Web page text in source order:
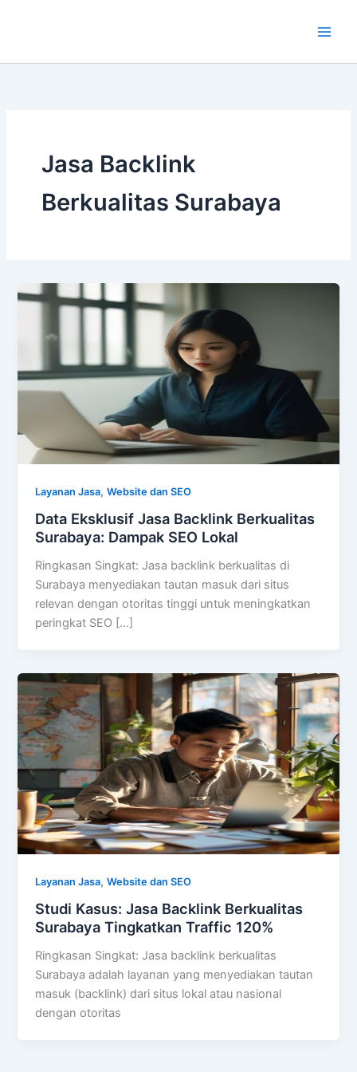
Jasa Backlink
Berkualitas Surabaya
Layanan Jasa,Website dan SEO
Data Eksklusif Jasa Backlink Berkualitas
Surabaya: Dampak SEO Lokal
Ringkasan Singkat: Jasa backlink berkualitas di
Surabaya menyediakan tautan masuk dari situs
relevan dengan otoritas tinggi untuk meningkatkan
peringkat SEO […]
Layanan Jasa,Website dan SEO
Studi Kasus: Jasa Backlink Berkualitas
Surabaya Tingkatkan Traffic 120%
Ringkasan Singkat: Jasa backlink berkualitas
Surabaya adalah layanan yang menyediakan tautan
masuk (backlink) dari situs lokal atau nasional
dengan otoritas